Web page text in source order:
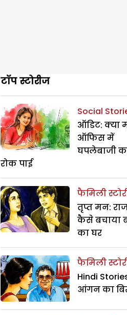
टॉप स्टोरीज
Social
ऑडिट: क्या
ऑफिस में
घपलेबाजी
रोक पाई
फैमिली
तृप्त मन:
कैसे बचाया
का घर
फैमिली
Hindi
आंगन का